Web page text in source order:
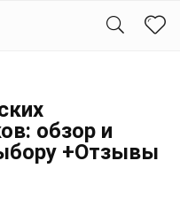
обзор и
+Отзывы